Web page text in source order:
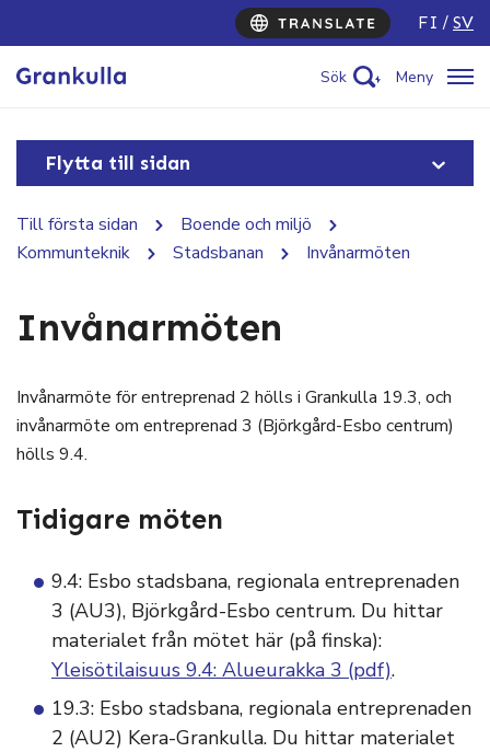
FI SV
Sök Meny
Flytta till sidan
Till första sidan
Boende och miljö
Kommunteknik
Stadsbanan Invånarmöten
Invånarmöten
Invånarmöte för entreprenad 2 hölls i Grankulla 19.3, och
invånarmöte om entreprenad 3 (Björkgård-Esbo centrum)
hölls 9.4.
Tidigare möten
9.4: Esbo stadsbana, regionala entreprenaden
3 (AU3), Björkgård-Esbo centrum. Du hittar
materialet från mötet här (på finska):
Yleisötilaisuus 9.4: Alueurakka 3 (pdf).
19.3: Esbo stadsbana, regionala entreprenaden
2 (AU2) Kera-Grankulla. Du hittar materialet